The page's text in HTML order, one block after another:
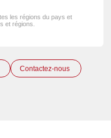
les régions du pays et
et régions.
Contactez-nous